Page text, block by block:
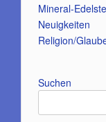
Mineral-
Neuigkeiten
Religion/
Suchen